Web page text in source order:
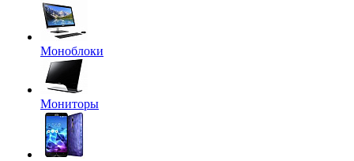
Моноблоки
Мониторы